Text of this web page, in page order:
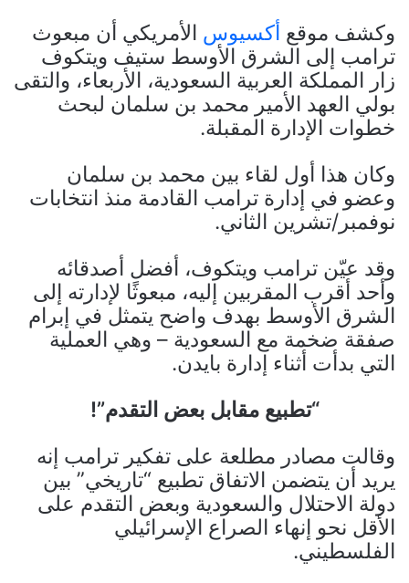
وكشف موقع أكسيوس الأمريكي أن مبعوث
ترامب إلى الشرق الأوسط ستيف ويتكوف
زار المملكة العربية السعودية، الأربعاء، والتقى
بولي العهد الأمير محمد بن سلمان لبحث
خطوات الإدارة المقبلة.
وكان هذا أول لقاء بين محمد بن سلمان
وعضو في إدارة ترامب القادمة منذ انتخابات
نوفمبر/تشرين الثاني.
وقد عيّن ترامب ويتكوف، أفضل أصدقائه
وأحد أقرب المقربين إليه، مبعوثًا لإدارته إلى
الشرق الأوسط بهدف واضح يتمثل في إبرام
صفقة ضخمة مع السعودية – وهي العملية
التي بدأت أثناء إدارة بايدن.
“تطبيع مقابل بعض التقدم”!
وقالت مصادر مطلعة على تفكير ترامب إنه
يريد أن يتضمن الاتفاق تطبيع “تاريخي” بين
دولة الاحتلال والسعودية وبعض التقدم على
الأقل نحو إنهاء الصراع الإسرائيلي
الفلسطيني.